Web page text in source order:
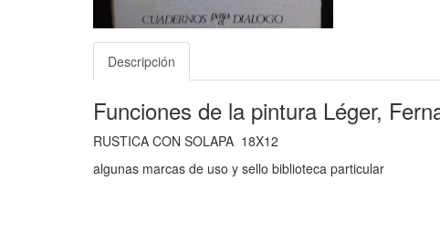
Descripción
Funciones de la pintura Léger,
RUSTICA CON SOLAPA 18X12
algunas marcas de uso y sello biblioteca particular